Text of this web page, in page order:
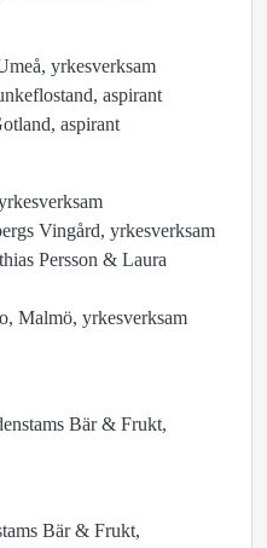
yrkesverksam
aspirant
aspirant
Vingård, yrkesverksam
Persson & Laura
Malmö, yrkesverksam
Bär & Frukt,
Bär & Frukt,